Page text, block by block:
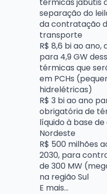
separação do
da contratação
transporte
R$ 8,6 bi ao ano,
para 4,9 GW
térmicas que
em PCHs
hidrelétricas)
R$ 3 bi ao ano
obrigatória de
líquido à base
Nordeste
R$ 500 milhões
2030, para
de 300 MW
na região Sul
E mais…